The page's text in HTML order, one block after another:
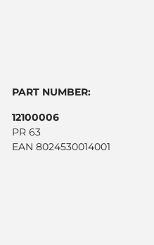
PART NUMBER:
12100006
PR 63
EAN 8024530014001